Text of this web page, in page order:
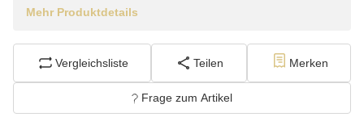
Mehr Produktdetails
Vergleichsliste Teilen Merken
Frage zum Artikel